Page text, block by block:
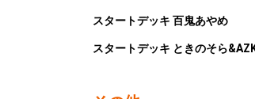
スタートデッキ 百鬼あやめ
スタートデッキ ときのそら